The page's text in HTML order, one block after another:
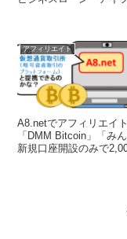
アフィリエイト
A8.netでアフィリエイ
「DMM Bitcoin」「み
新規口座開設のみで